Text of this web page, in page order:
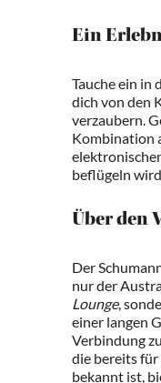
Ein
Tauche ein in
dich von den
verzaubern.
Kombination
beflügeln
Über den
Der
nur der
Lounge,
einer langen
Verbindung
die bereits
bekannt ist,